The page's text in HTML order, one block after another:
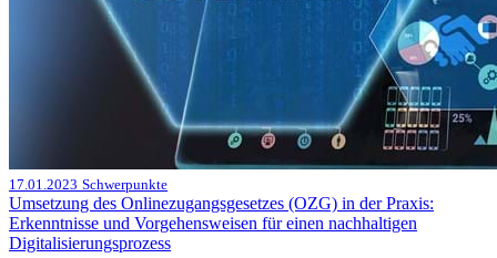
17.01.2023 Schwerpunkte
Umsetzung des Onlinezugangsgesetzes (OZG) in der Praxis:
Erkenntnisse und Vorgehensweisen für einen nachhaltigen
Digitalisierungsprozess